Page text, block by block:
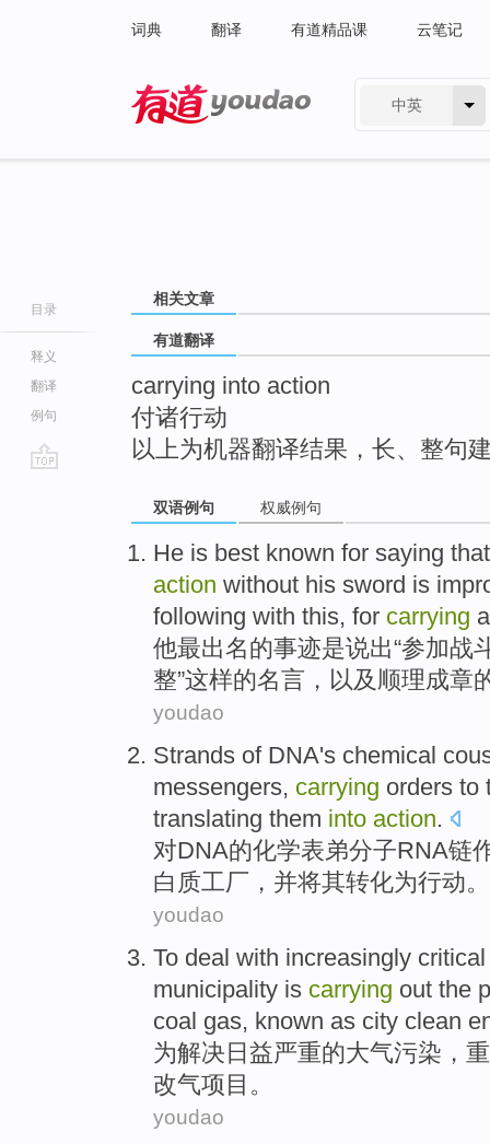
词典 翻译 有道精品课 云笔记
中英
目录
释义
翻译
例句
相关文章
有道翻译
carrying into action
付诸行动
以上为机器翻译结果，长、整句
双语例句 权威例句
He is best known for saying that
action without his sword is
following with this, for carrying
他最出名的事迹是说出“参加战
整”这样的名言， 以及 顺理成章
youdao
Strands of DNA's chemical
messengers, carrying orders to
translating them into action.
对DNA的化学表弟分子RNA链
白质工厂 ， 并将其转化为行动。
youdao
To deal with increasingly critical
municipality is carrying out the
coal gas, known as city clean
为解决 日益严重的大气污染 ，
改气项目 。
youdao